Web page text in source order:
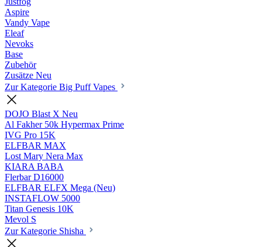
Aspire
Vandy Vape
Eleaf
Nevoks
Base
Zubehör
Zusätze Neu
Zur Kategorie Big Puff Vapes
DOJO Blast X Neu
Al Fakher 50k Hypermax Prime
IVG Pro 15K
ELFBAR MAX
Lost Mary Nera Max
KIARA BABA
Flerbar D16000
ELFBAR ELFX Mega (Neu)
INSTAFLOW 5000
Titan Genesis 10K
Mevol S
Zur Kategorie Shisha